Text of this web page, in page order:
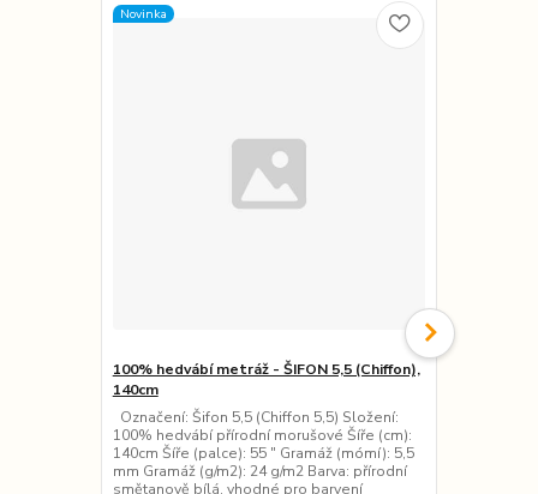
Novinka
100% hedvábí metráž - ŠIFON 5,5 (Chiffon),
140cm
Označení: Šifon 5,5 (Chiffon 5,5) Složení:
100% hedvábí přírodní morušové Šíře (cm):
140cm Šíře (palce): 55 ″ Gramáž (mómí): 5,5
mm Gramáž (g/m2): 24 g/m2 Barva: přírodní
smětanově bílá, vhodné pro barvení